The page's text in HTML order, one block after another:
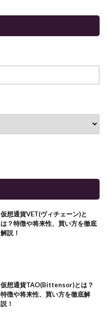
仮想通貨VET(ヴィチェーン)と
は？特徴や将来性、買い方を徹底
解説！
仮想通貨TAO(Bittensor)とは？
特徴や将来性、買い方を徹底解
説！